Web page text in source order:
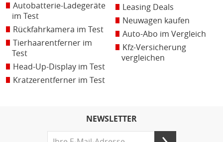
Autobatterie-Ladegeräte
im Test
Rückfahrkamera im Test
Tierhaarentferner im
Test
Head-Up-Display im Test
Kratzerentferner im Test
Leasing Deals
Neuwagen kaufen
Auto-Abo im Vergleich
Kfz-Versicherung
vergleichen
NEWSLETTER